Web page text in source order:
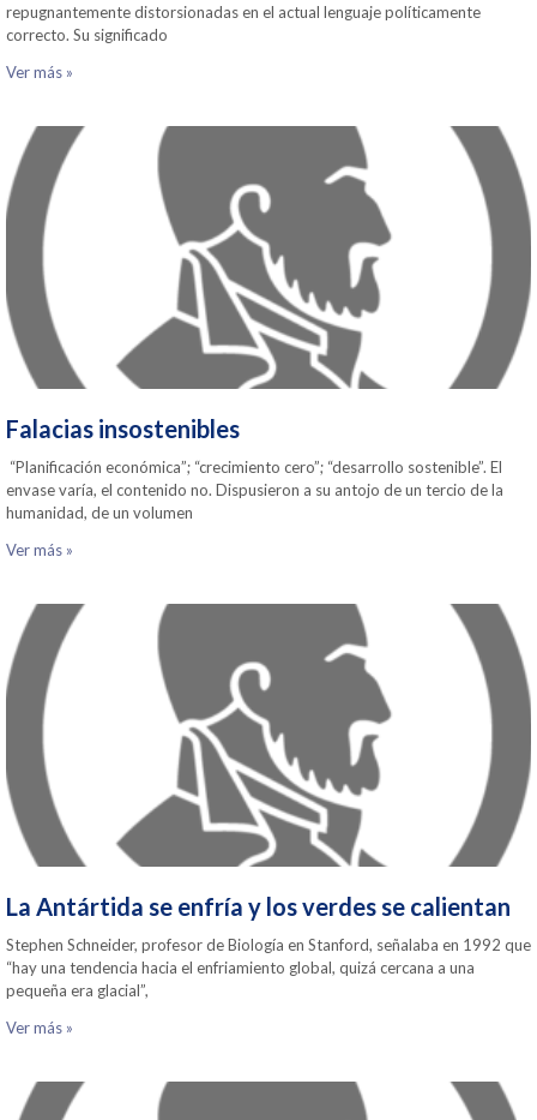
repugnantemente distorsionadas en el actual lenguaje políticamente
correcto. Su significado
Ver más »
Falacias insostenibles
“Planificación económica”; “crecimiento cero”; “desarrollo sostenible”. El
envase varía, el contenido no. Dispusieron a su antojo de un tercio de la
humanidad, de un volumen
Ver más »
La Antártida se enfría y los verdes se calientan
Stephen Schneider, profesor de Biología en Stanford, señalaba en 1992 que
“hay una tendencia hacia el enfriamiento global, quizá cercana a una
pequeña era glacial”,
Ver más »